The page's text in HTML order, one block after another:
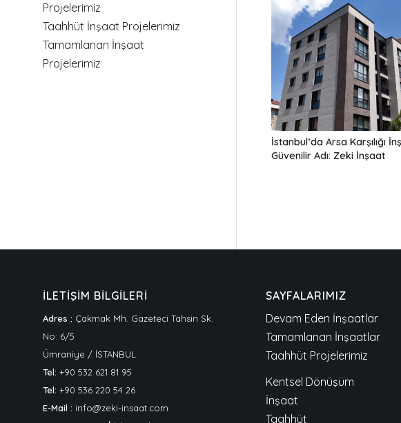
İstanbul’da Arsa Karşılığı
Güvenilir Adı: Zeki İnşaat
Projelerimiz
Taahhüt İnşaat Projelerimiz
Tamamlanan İnşaat
Projelerimiz
İLETİŞİM BİLGİLERİ
Adres : Çakmak Mh. Gazeteci Tahsin Sk.
No: 6/5
Ümraniye / İSTANBUL
Tel: +90 532 621 81 95
Tel: +90 536 220 54 26
E-Mail : info@zeki-insaat.com
SAYFALARIMIZ
Devam Eden İnşaatlar
Tamamlanan İnşaatlar
Taahhüt Projelerimiz
Kentsel Dönüşüm
İnşaat
Taahhüt